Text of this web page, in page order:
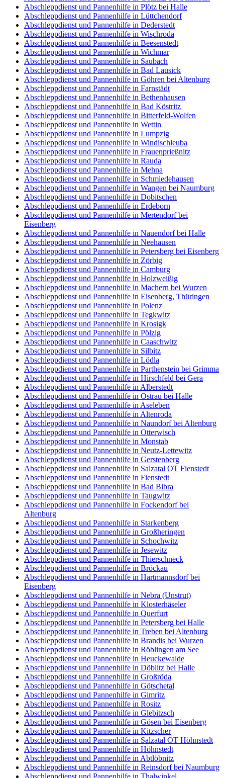
Abschleppdienst und Pannenhilfe in Plötz bei Halle
Abschleppdienst und Pannenhilfe in Lüttchendorf
Abschleppdienst und Pannenhilfe in Dederstedt
Abschleppdienst und Pannenhilfe in Wischroda
Abschleppdienst und Pannenhilfe in Beesenstedt
Abschleppdienst und Pannenhilfe in Wichmar
Abschleppdienst und Pannenhilfe in Saubach
Abschleppdienst und Pannenhilfe in Bad Lausick
Abschleppdienst und Pannenhilfe in Göhren bei Altenburg
Abschleppdienst und Pannenhilfe in Farnstädt
Abschleppdienst und Pannenhilfe in Bethenhausen
Abschleppdienst und Pannenhilfe in Bad Köstritz
Abschleppdienst und Pannenhilfe in Bitterfeld-Wolfen
Abschleppdienst und Pannenhilfe in Wettin
Abschleppdienst und Pannenhilfe in Lumpzig
Abschleppdienst und Pannenhilfe in Windischleuba
Abschleppdienst und Pannenhilfe in Frauenprießnitz
Abschleppdienst und Pannenhilfe in Rauda
Abschleppdienst und Pannenhilfe in Mehna
Abschleppdienst und Pannenhilfe in Schmiedehausen
Abschleppdienst und Pannenhilfe in Wangen bei Naumburg
Abschleppdienst und Pannenhilfe in Dobitschen
Abschleppdienst und Pannenhilfe in Erdeborn
Abschleppdienst und Pannenhilfe in Mertendorf bei
Eisenberg
Abschleppdienst und Pannenhilfe in Nauendorf bei Halle
Abschleppdienst und Pannenhilfe in Neehausen
Abschleppdienst und Pannenhilfe in Petersberg bei Eisenberg
Abschleppdienst und Pannenhilfe in Zörbig
Abschleppdienst und Pannenhilfe in Camburg
Abschleppdienst und Pannenhilfe in Holzweißig
Abschleppdienst und Pannenhilfe in Machern bei Wurzen
Abschleppdienst und Pannenhilfe in Eisenberg, Thüringen
Abschleppdienst und Pannenhilfe in Polenz
Abschleppdienst und Pannenhilfe in Tegkwitz
Abschleppdienst und Pannenhilfe in Krosigk
Abschleppdienst und Pannenhilfe in Pölzig
Abschleppdienst und Pannenhilfe in Caaschwitz
Abschleppdienst und Pannenhilfe in Silbitz
Abschleppdienst und Pannenhilfe in Lödla
Abschleppdienst und Pannenhilfe in Parthenstein bei Grimma
Abschleppdienst und Pannenhilfe in Hirschfeld bei Gera
Abschleppdienst und Pannenhilfe in Alberstedt
Abschleppdienst und Pannenhilfe in Ostrau bei Halle
Abschleppdienst und Pannenhilfe in Aseleben
Abschleppdienst und Pannenhilfe in Altenroda
Abschleppdienst und Pannenhilfe in Naundorf bei Altenburg
Abschleppdienst und Pannenhilfe in Otterwisch
Abschleppdienst und Pannenhilfe in Monstab
Abschleppdienst und Pannenhilfe in Neutz-Lettewitz
Abschleppdienst und Pannenhilfe in Gerstenberg
Abschleppdienst und Pannenhilfe in Salzatal OT Fienstedt
Abschleppdienst und Pannenhilfe in Fienstedt
Abschleppdienst und Pannenhilfe in Bad Bibra
Abschleppdienst und Pannenhilfe in Taugwitz
Abschleppdienst und Pannenhilfe in Fockendorf bei
Altenburg
Abschleppdienst und Pannenhilfe in Starkenberg
Abschleppdienst und Pannenhilfe in Großheringen
Abschleppdienst und Pannenhilfe in Schochwitz
Abschleppdienst und Pannenhilfe in Jesewitz
Abschleppdienst und Pannenhilfe in Thierschneck
Abschleppdienst und Pannenhilfe in Bröckau
Abschleppdienst und Pannenhilfe in Hartmannsdorf bei
Eisenberg
Abschleppdienst und Pannenhilfe in Nebra (Unstrut)
Abschleppdienst und Pannenhilfe in Klosterhäseler
Abschleppdienst und Pannenhilfe in Querfurt
Abschleppdienst und Pannenhilfe in Petersberg bei Halle
Abschleppdienst und Pannenhilfe in Treben bei Altenburg
Abschleppdienst und Pannenhilfe in Brandis bei Wurzen
Abschleppdienst und Pannenhilfe in Röblingen am See
Abschleppdienst und Pannenhilfe in Heuckewalde
Abschleppdienst und Pannenhilfe in Döblitz bei Halle
Abschleppdienst und Pannenhilfe in Großröda
Abschleppdienst und Pannenhilfe in Götschetal
Abschleppdienst und Pannenhilfe in Gimritz
Abschleppdienst und Pannenhilfe in Rositz
Abschleppdienst und Pannenhilfe in Glebitzsch
Abschleppdienst und Pannenhilfe in Gösen bei Eisenberg
Abschleppdienst und Pannenhilfe in Kitzscher
Abschleppdienst und Pannenhilfe in Salzatal OT Höhnstedt
Abschleppdienst und Pannenhilfe in Höhnstedt
Abschleppdienst und Pannenhilfe in Abtlöbnitz
Abschleppdienst und Pannenhilfe in Reinsdorf bei Naumburg